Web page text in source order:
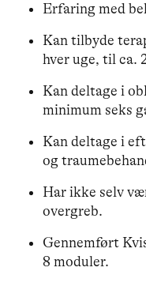
Erfaring med
Kan tilbyde
hver uge, til ca.
Kan deltage i
minimum seks
Kan deltage i
og
Har ikke selv
overgreb.
Gennemført
8 moduler.